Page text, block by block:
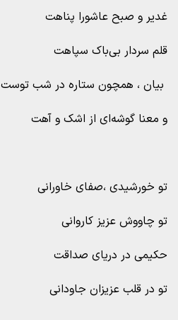
غدیر و صبح عاشورا پناهت
قلم سردار بی‌باک سپاهت
بیان ، همچون ستاره در شب توست
و معنا گوشه‌ای از اشک و آهت
تو خورشیدی ،صفای خاورانی
تو چاووش عزیز کاروانی
حکیمی در دریای صداقت
تو در قلب عزیزان جاودانی